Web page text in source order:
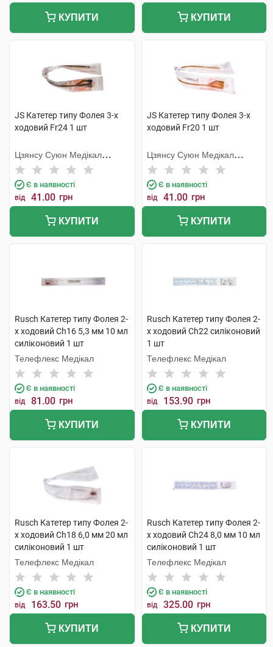
КУПИТИ КУПИТИ
JS Катетер типу Фолея 3-х
ходовий Fr24 1 шт
Цзянсу Суюн Медікал
Метіріалс
Є в наявності
від 41.00 грн
КУПИТИ
JS Катетер типу Фолея 3-х
ходовий Fr20 1 шт
Цзянсу Суюн Медікал
Метіріалс
Є в наявності
від 41.00 грн
КУПИТИ
Rusch Катетер типу Фолея 2-
х ходовий Ch16 5,3 мм 10 мл
силіконовий 1 шт
Телефлекс Медікал
Є в наявності
від 81.00 грн
КУПИТИ
Rusch Катетер типу Фолея 2-
х ходовий Ch22 силіконовий
1 шт
Телефлекс Медікал
Є в наявності
від 153.90 грн
КУПИТИ
Rusch Катетер типу Фолея 2-
х ходовий Ch18 6,0 мм 20 мл
силіконовий 1 шт
Телефлекс Медікал
Є в наявності
від 163.50 грн
КУПИТИ
Rusch Катетер типу Фолея 2-
х ходовий Ch24 8,0 мм 10 мл
силіконовий 1 шт
Телефлекс Медікал
Є в наявності
від 325.00 грн
КУПИТИ